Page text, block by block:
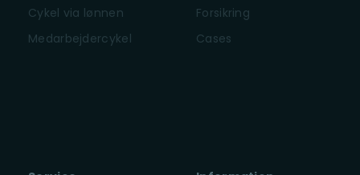
Cykel via lønnen
Medarbejdercykel
Forsikring
Cases